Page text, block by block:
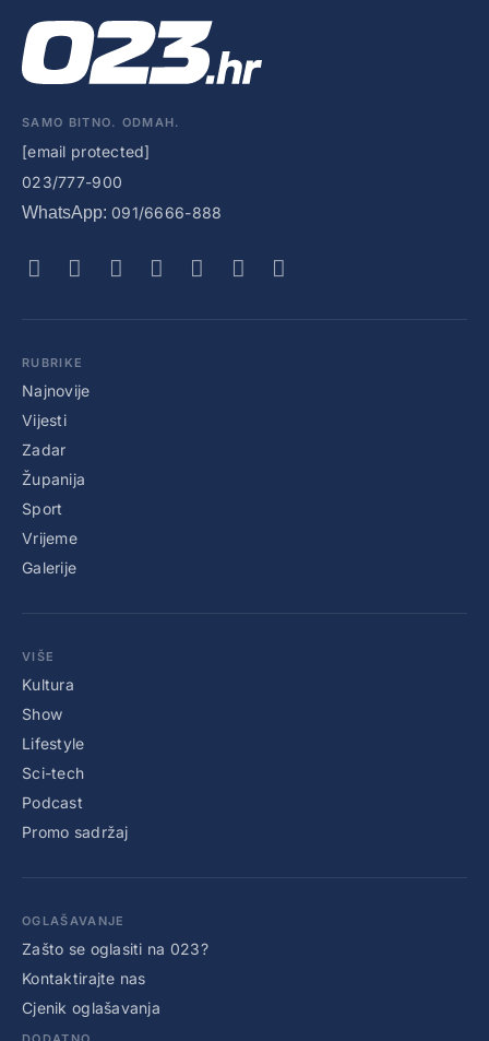
SAMO BITNO. ODMAH.
[email protected]
023/777-900
WhatsApp: 091/6666-888
RUBRIKE
Najnovije
Vijesti
Zadar
Županija
Sport
Vrijeme
Galerije
VIŠE
Kultura
Show
Lifestyle
Sci-tech
Podcast
Promo sadržaj
OGLAŠAVANJE
Zašto se oglasiti na 023?
Kontaktirajte nas
Cjenik oglašavanja